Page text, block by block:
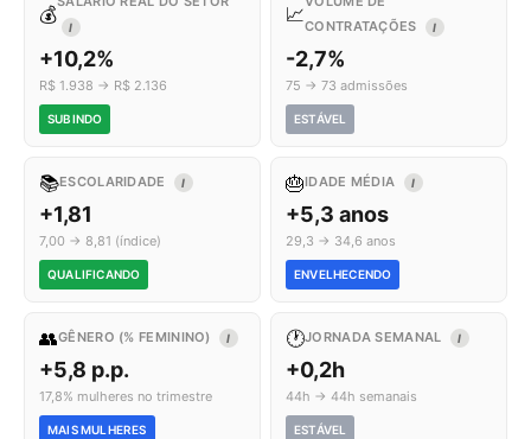
💰
I
+10,2%
R$ 1.938 → R$ 2.136
SUBINDO
📈CONTRATAÇÕES
I
-2,7%
75 → 73 admissões
ESTÁVEL
📚ESCOLARIDADE I
+1,81
7,00 → 8,81 (índice)
QUALIFICANDO
🎂IDADE MÉDIA I
+5,3 anos
29,3 → 34,6 anos
ENVELHECENDO
👥GÊNERO (% FEMININO) I
+5,8 p.p.
17,8% mulheres no trimestre
MAIS MULHERES
🕐JORNADA SEMANAL I
+0,2h
44h → 44h semanais
ESTÁVEL